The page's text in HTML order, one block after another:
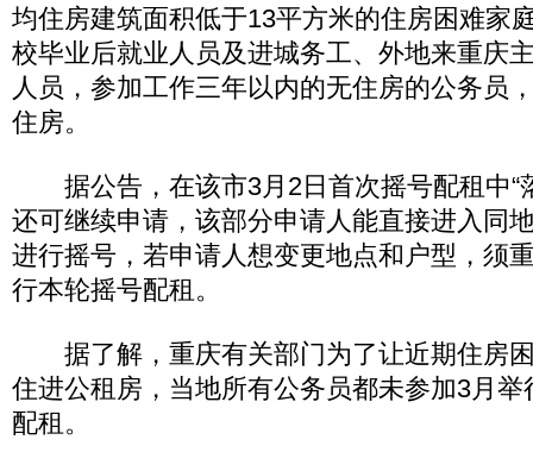
均住房建筑面积低于13平方米的住房困难家
校毕业后就业人员及进城务工、外地来重庆
人员，参加工作三年以内的无住房的公务员
住房。
据公告，在该市3月2日首次摇号配租中“
还可继续申请，该部分申请人能直接进入同
进行摇号，若申请人想变更地点和户型，须
行本轮摇号配租。
据了解，重庆有关部门为了让近期住房
住进公租房，当地所有公务员都未参加3月
配租。